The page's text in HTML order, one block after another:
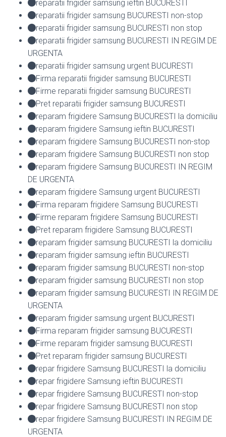
reparatii frigider samsung ieftin BUCURESTI
reparatii frigider samsung BUCURESTI non-stop
reparatii frigider samsung BUCURESTI non stop
reparatii frigider samsung BUCURESTI IN REGIM DE
URGENTA
reparatii frigider samsung urgent BUCURESTI
Firma reparatii frigider samsung BUCURESTI
Firme reparatii frigider samsung BUCURESTI
Pret reparatii frigider samsung BUCURESTI
reparam frigidere Samsung BUCURESTI la domiciliu
reparam frigidere Samsung ieftin BUCURESTI
reparam frigidere Samsung BUCURESTI non-stop
reparam frigidere Samsung BUCURESTI non stop
reparam frigidere Samsung BUCURESTI IN REGIM
DE URGENTA
reparam frigidere Samsung urgent BUCURESTI
Firma reparam frigidere Samsung BUCURESTI
Firme reparam frigidere Samsung BUCURESTI
Pret reparam frigidere Samsung BUCURESTI
reparam frigider samsung BUCURESTI la domiciliu
reparam frigider samsung ieftin BUCURESTI
reparam frigider samsung BUCURESTI non-stop
reparam frigider samsung BUCURESTI non stop
reparam frigider samsung BUCURESTI IN REGIM DE
URGENTA
reparam frigider samsung urgent BUCURESTI
Firma reparam frigider samsung BUCURESTI
Firme reparam frigider samsung BUCURESTI
Pret reparam frigider samsung BUCURESTI
repar frigidere Samsung BUCURESTI la domiciliu
repar frigidere Samsung ieftin BUCURESTI
repar frigidere Samsung BUCURESTI non-stop
repar frigidere Samsung BUCURESTI non stop
repar frigidere Samsung BUCURESTI IN REGIM DE
URGENTA